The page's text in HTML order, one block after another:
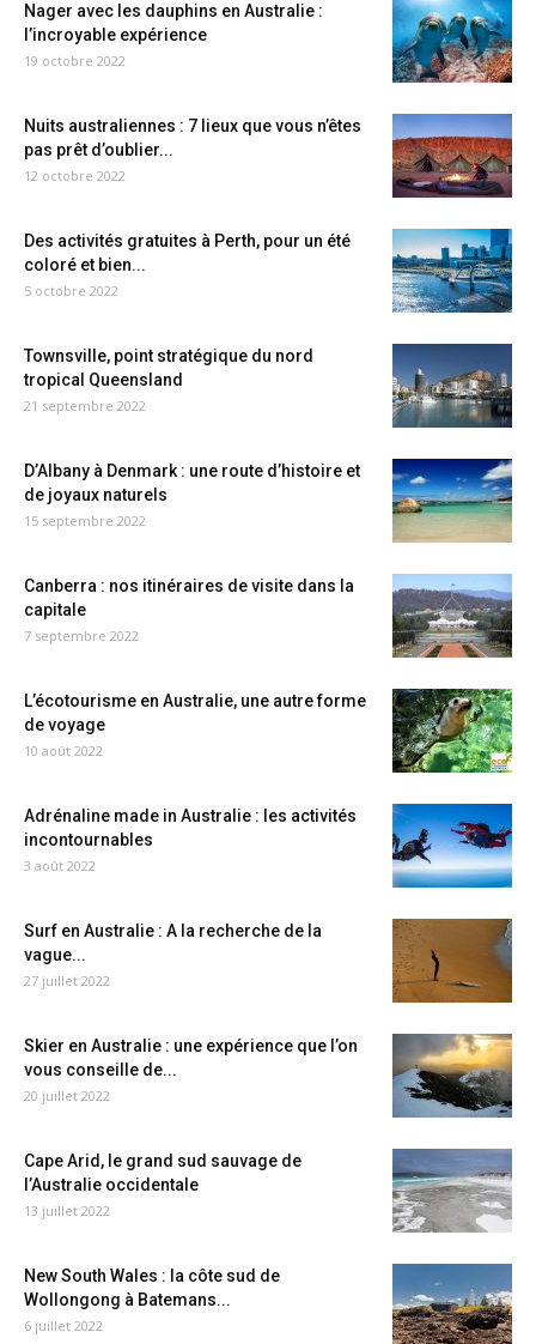
Nager avec les dauphins en Australie :
l’incroyable expérience
19 octobre 2022
Nuits australiennes : 7 lieux que vous n’êtes
pas prêt d’oublier...
12 octobre 2022
Des activités gratuites à Perth, pour un été
coloré et bien...
5 octobre 2022
Townsville, point stratégique du nord
tropical Queensland
21 septembre 2022
D’Albany à Denmark : une route d’histoire et
de joyaux naturels
15 septembre 2022
Canberra : nos itinéraires de visite dans la
capitale
7 septembre 2022
L’écotourisme en Australie, une autre forme
de voyage
10 août 2022
Adrénaline made in Australie : les activités
incontournables
3 août 2022
Surf en Australie : A la recherche de la
vague...
27 juillet 2022
Skier en Australie : une expérience que l’on
vous conseille de...
20 juillet 2022
Cape Arid, le grand sud sauvage de
l’Australie occidentale
13 juillet 2022
New South Wales : la côte sud de
Wollongong à Batemans...
6 juillet 2022